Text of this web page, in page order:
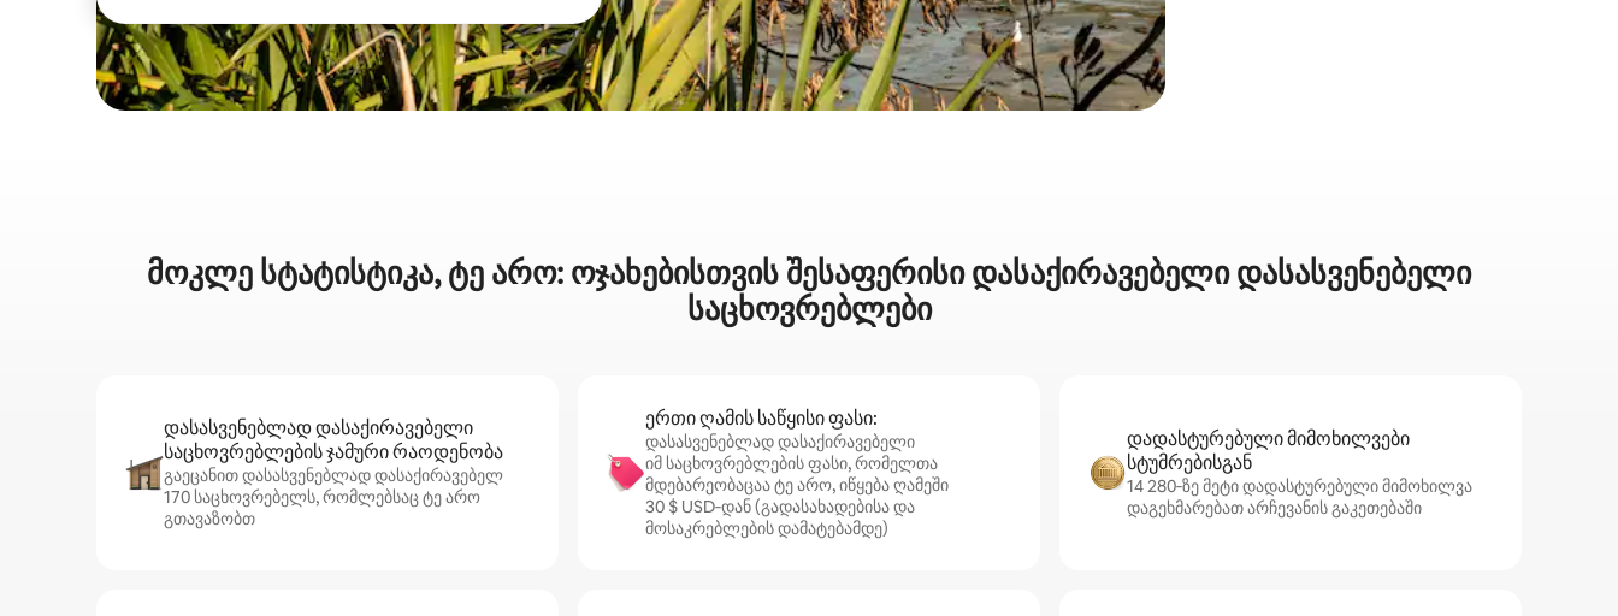
მოკლე სტატისტიკა, ტე არო: ოჯახებისთვის შესაფერისი დასაქირავებელი დასასვენებელი
საცხოვრებლები
დასასვენებლად დასაქირავებელი
საცხოვრებლების ჯამური რაოდენობა
გაეცანით დასასვენებლად დასაქირავებელ
170 საცხოვრებელს, რომლებსაც ტე არო
გთავაზობთ
ერთი ღამის საწყისი ფასი:
დასასვენებლად დასაქირავებელი
იმ საცხოვრებლების ფასი, რომელთა
მდებარეობაცაა ტე არო, იწყება ღამეში
30 $ USD‑დან (გადასახადებისა და
მოსაკრებლების დამატებამდე)
დადასტურებული მიმოხილვები
სტუმრებისგან
14 280‑ზე მეტი დადასტურებული მიმოხილვა
დაგეხმარებათ არჩევანის გაკეთებაში